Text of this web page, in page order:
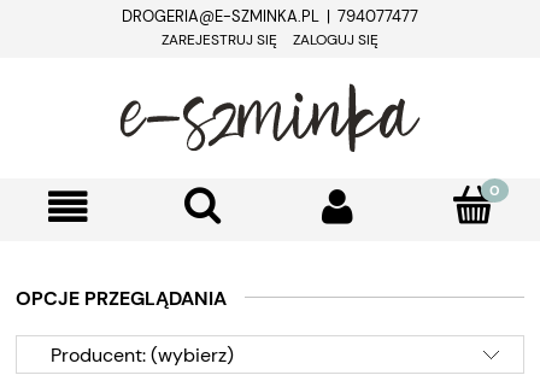
DROGERIA@E-SZMINKA.PL | 794077477
ZAREJESTRUJ SIĘ ZALOGUJ SIĘ
OPCJE PRZEGLĄDANIA
Producent: (wybierz)